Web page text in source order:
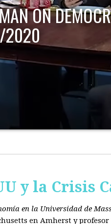
ON
y la Crisis
en la Universidad de
en Amherst y